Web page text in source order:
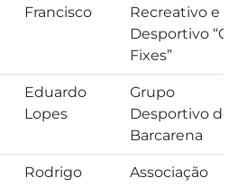
Francisco
Recreativo e
Desportivo “Os
Fixes”
Eduardo
Lopes
Grupo
Desportivo de
Barcarena
Rodrigo
Associação